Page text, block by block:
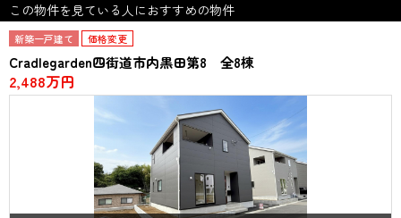
この物件を見ている人におすすめの物件
新築一戸建て 価格変更
Cradlegarden四街道市内黒田第8 全8棟
2,488万円